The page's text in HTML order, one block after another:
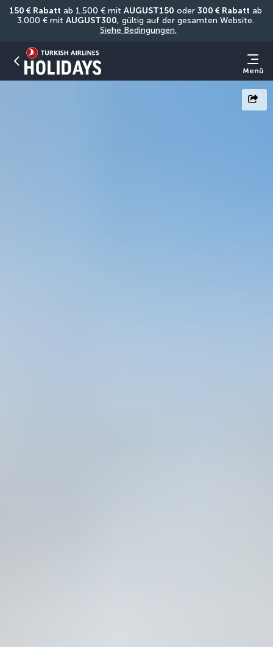
150 € Rabatt ab 1.500 € mit AUGUST150 oder 300 € Rabatt ab
3.000 € mit AUGUST300
Siehe Bedingungen.
Menü